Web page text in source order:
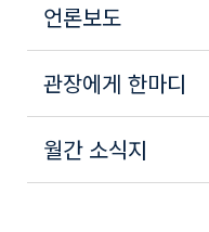
언론보도
관장에게 한마디
월간 소식지